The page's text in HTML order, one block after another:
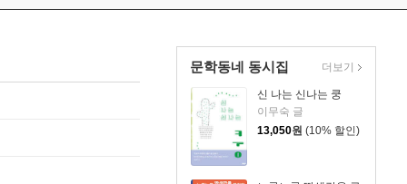
문학동네 동시집
신 나는 신나는 쿵
이무숙 글
13,050원 (10% 할인)
더보기